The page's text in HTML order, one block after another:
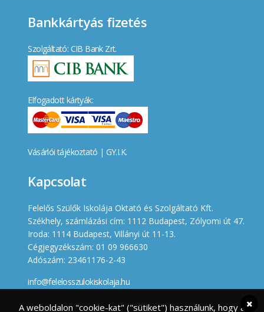
Bankkártyás fizetés
Szolgáltató: CIB Bank Zrt.
Elfogadott kártyák:
Vásárlói tájékoztató | GY.I.K.
Kapcsolat
Felelős Szülők Iskolája Oktató és Szolgáltató Kft.
Székhely, számlázási cím: 1112 Budapest, Zólyomi út 47.
Iroda: 1114 Budapest, Villányi út 11-13.
Cégjegyzékszám: 01 09 966630
Adószám: 23461176-2-43
info@felelosszulokiskolaja.hu
A weboldalon "cookie-kat" ("sütiket") használunk, hogy a